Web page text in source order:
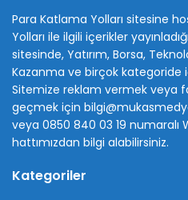
Para Katlama Yolları sitesine
Yolları ile ilgili içerikler
sitesinde, Yatırım, Borsa,
Kazanma ve birçok kategoride
Sitemize reklam vermek veya
geçmek için
veya 0850 840 03 19 numaralı
hattımızdan bilgi alabilirsiniz.
Kategoriler